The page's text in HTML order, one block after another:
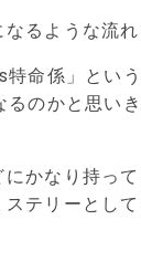
るような流れ
命係」とい
のかと思い
かなり持っ
テリーとし